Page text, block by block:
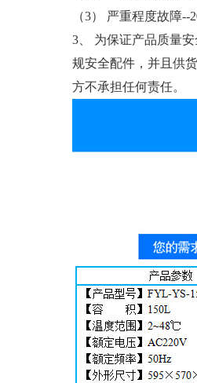
（3） 严重程度故障--
3、 为保证产品质量
规安全配件，并且供
方不承担任何责任。